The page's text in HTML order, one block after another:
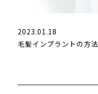
2023.01.18
毛髪インプラントの方法